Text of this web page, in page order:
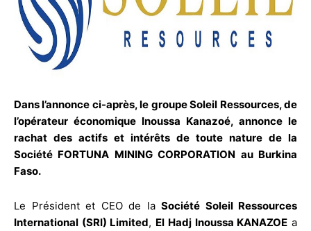
Dans l’annonce ci-après, le groupe Soleil Ressources, de
l’opérateur économique Inoussa Kanazoé, annonce le
rachat des actifs et intérêts de toute nature de la
Société FORTUNA MINING CORPORATION au Burkina
Faso.
Le Président et CEO de la Société Soleil Ressources
International (SRI) Limited, El Hadj Inoussa KANAZOE a